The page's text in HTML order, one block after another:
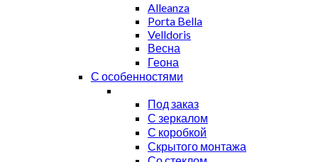
Alleanza
Porta Bella
Velldoris
Весна
Геона
С особенностями
Под заказ
С зеркалом
С коробкой
Скрытого монтажа